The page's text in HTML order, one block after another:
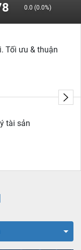
0.0 (0.0%)
Tối ưu & thuận
tài sản